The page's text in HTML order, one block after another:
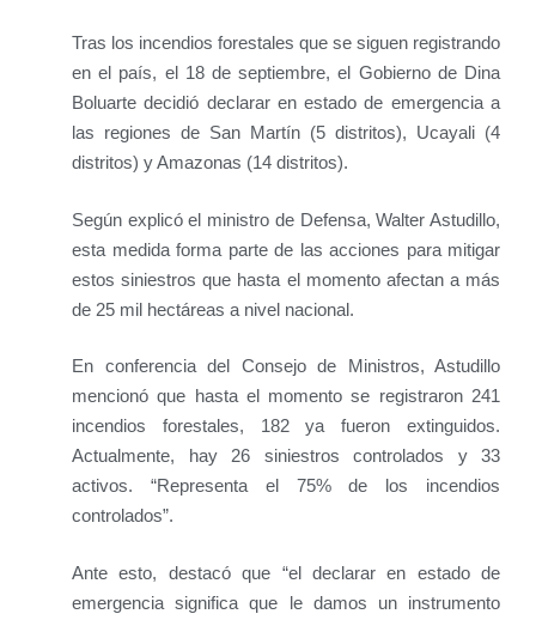
Tras los incendios forestales que se siguen registrando
en el país, el 18 de septiembre, el Gobierno de Dina
Boluarte decidió declarar en estado de emergencia a
las regiones de San Martín (5 distritos), Ucayali (4
distritos) y Amazonas (14 distritos).
Según explicó el ministro de Defensa, Walter Astudillo,
esta medida forma parte de las acciones para mitigar
estos siniestros que hasta el momento afectan a más
de 25 mil hectáreas a nivel nacional.
En conferencia del Consejo de Ministros, Astudillo
mencionó que hasta el momento se registraron 241
incendios forestales, 182 ya fueron extinguidos.
Actualmente, hay 26 siniestros controlados y 33
activos. “Representa el 75% de los incendios
controlados”.
Ante esto, destacó que “el declarar en estado de
emergencia significa que le damos un instrumento